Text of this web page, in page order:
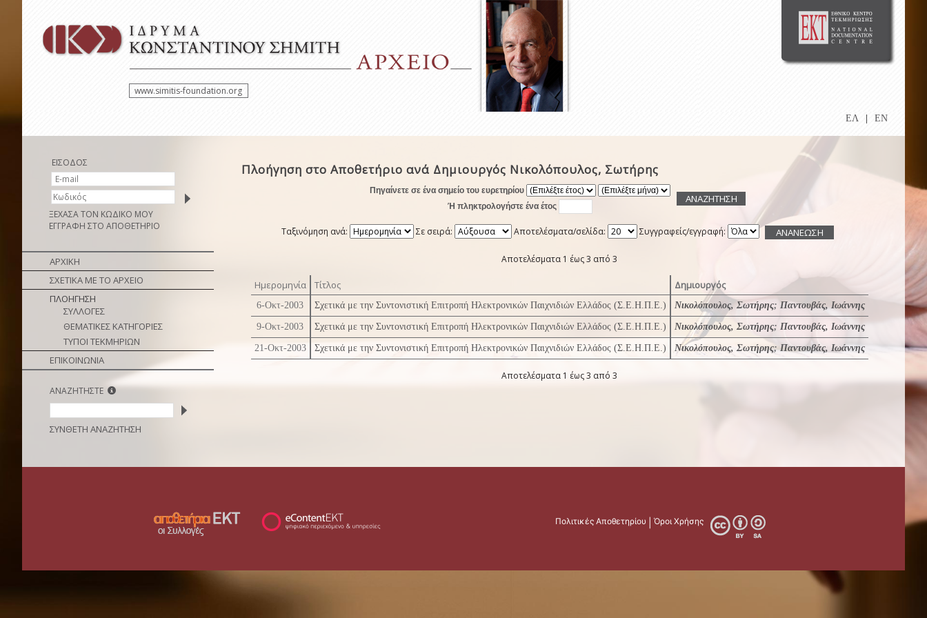
www.simitis-foundation.org
ΕΛ EN
ΕΙΣΟΔΟΣ
ΞΕΧΑΣΑ ΤΟΝ ΚΩΔΙΚΟ ΜΟΥ
ΕΓΓΡΑΦΗ ΣΤΟ ΑΠΟΘΕΤΗΡΙΟ
ΑΡΧΙΚΗ
ΣΧΕΤΙΚΑ ΜΕ ΤΟ ΑΡΧΕΙΟ
ΠΛΟΗΓΗΣΗ
ΣΥΛΛΟΓΕΣ
ΘΕΜΑΤΙΚΕΣ ΚΑΤΗΓΟΡΙΕΣ
ΤΥΠΟΙ ΤΕΚΜΗΡΙΩΝ
ΕΠΙΚΟΙΝΩΝΙΑ
ΑΝΑΖΗΤΗΣΤΕ
ΣΥΝΘΕΤΗ ΑΝΑΖΗΤΗΣΗ
Πλοήγηση στο Αποθετήριο ανά Δημιουργός Νικολόπουλος, Σωτήρης
Πηγαίνετε σε ένα σημείο του ευρετηρίου
Ή πληκτρολογήστε ένα έτος
Ταξινόμηση ανά: Σε σειρά: Αποτελέσματα/σελίδα: Συγγραφείς/εγγραφή:
Αποτελέσματα 1 έως 3 από 3
Ημερομηνία Τίτλος Δημιουργός
6-Οκτ-2003 Σχετικά με την Συντονιστική Επιτροπή Ηλεκτρονικών Παιχνιδιών Ελλάδος (Σ.Ε.Η.Π.Ε.) Νικολόπουλος, Σωτήρης; Παντουβάς, Ιωάννης
9-Οκτ-2003 Σχετικά με την Συντονιστική Επιτροπή Ηλεκτρονικών Παιχνιδιών Ελλάδος (Σ.Ε.Η.Π.Ε.) Νικολόπουλος, Σωτήρης; Παντουβάς, Ιωάννης
21-Οκτ-2003 Σχετικά με την Συντονιστική Επιτροπή Ηλεκτρονικών Παιχνιδιών Ελλάδος (Σ.Ε.Η.Π.Ε.) Νικολόπουλος, Σωτήρης;Παντουβάς, Ιωάννης
Αποτελέσματα 1 έως 3 από 3